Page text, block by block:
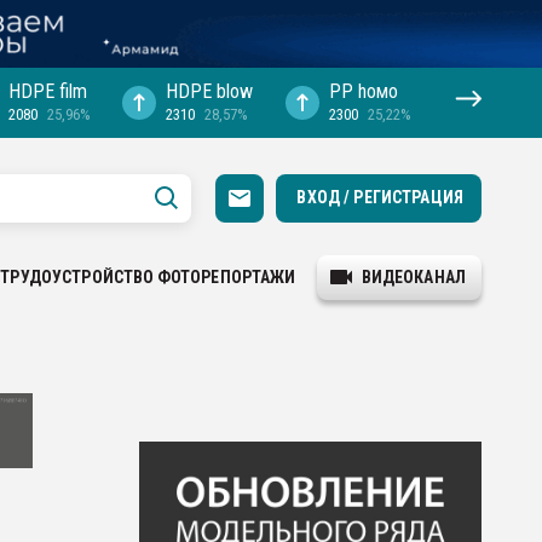
HDPE film
2080 25,96%
HDPE blow
2310 28,57%
PP hомо
2300 25,22%
ВХОД / РЕГИСТРАЦИЯ
ТРУДОУСТРОЙСТВО ФОТОРЕПОРТАЖИ ВИДЕОКАНАЛ